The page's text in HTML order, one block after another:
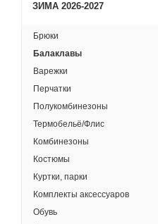
ЗИМА 2026-2027
Брюки
Балаклавы
Варежки
Перчатки
Полукомбинезоны
Термобельё/Флис
Комбинезоны
Костюмы
Куртки, парки
Комплекты аксессуаров
Обувь